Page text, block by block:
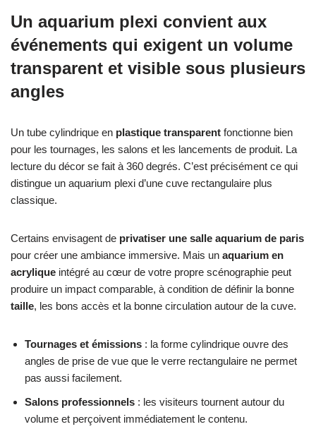
Un aquarium plexi convient aux
événements qui exigent un volume
transparent et visible sous plusieurs
angles
Un tube cylindrique en plastique transparent fonctionne bien
pour les tournages, les salons et les lancements de produit. La
lecture du décor se fait à 360 degrés. C’est précisément ce qui
distingue un aquarium plexi d’une cuve rectangulaire plus
classique.
Certains envisagent de privatiser une salle aquarium de paris
pour créer une ambiance immersive. Mais un aquarium en
acrylique intégré au cœur de votre propre scénographie peut
produire un impact comparable, à condition de définir la bonne
taille, les bons accès et la bonne circulation autour de la cuve.
Tournages et émissions : la forme cylindrique ouvre des
angles de prise de vue que le verre rectangulaire ne permet
pas aussi facilement.
Salons professionnels : les visiteurs tournent autour du
volume et perçoivent immédiatement le contenu.